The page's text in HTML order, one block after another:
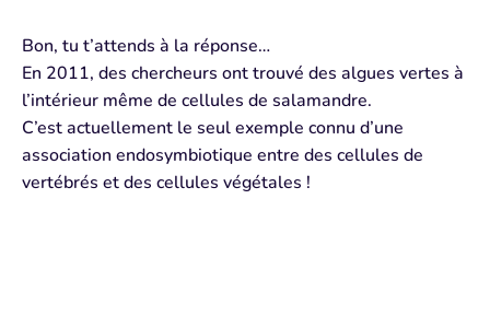
Bon, tu t’attends à la réponse…
En 2011, des chercheurs ont trouvé des algues vertes à
l’intérieur même de cellules de salamandre.
C’est actuellement le seul exemple connu d’une
association endosymbiotique entre des cellules de
vertébrés et des cellules végétales !